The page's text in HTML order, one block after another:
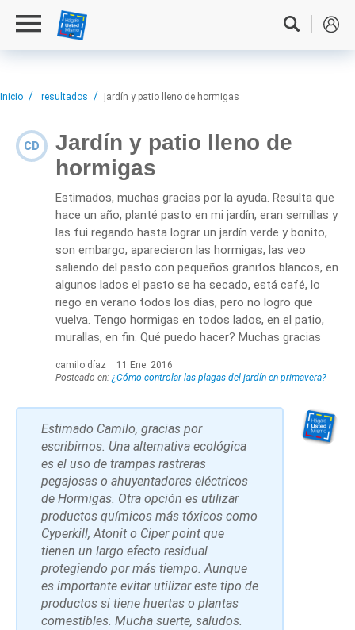
Inicio resultados jardín y patio lleno de hormigas
CD
Jardín y patio lleno de
hormigas
Estimados, muchas gracias por la ayuda. Resulta que
hace un año, planté pasto en mi jardín, eran semillas y
las fui regando hasta lograr un jardín verde y bonito,
son embargo, aparecieron las hormigas, las veo
saliendo del pasto con pequeños granitos blancos, en
algunos lados el pasto se ha secado, está café, lo
riego en verano todos los días, pero no logro que
vuelva. Tengo hormigas en todos lados, en el patio,
murallas, en fin. Qué puedo hacer? Muchas gracias
camilo díaz
11 Ene. 2016
Posteado en: ¿Cómo controlar las plagas del jardín en primavera?
Estimado Camilo, gracias por
escribirnos. Una alternativa ecológica
es el uso de trampas rastreras
pegajosas o ahuyentadores eléctricos
de Hormigas. Otra opción es utilizar
productos químicos más tóxicos como
Cyperkill, Atonit o Ciper point que
tienen un largo efecto residual
protegiendo por más tiempo. Aunque
es importante evitar utilizar este tipo de
productos si tiene huertas o plantas
comestibles. Mucha suerte, saludos.